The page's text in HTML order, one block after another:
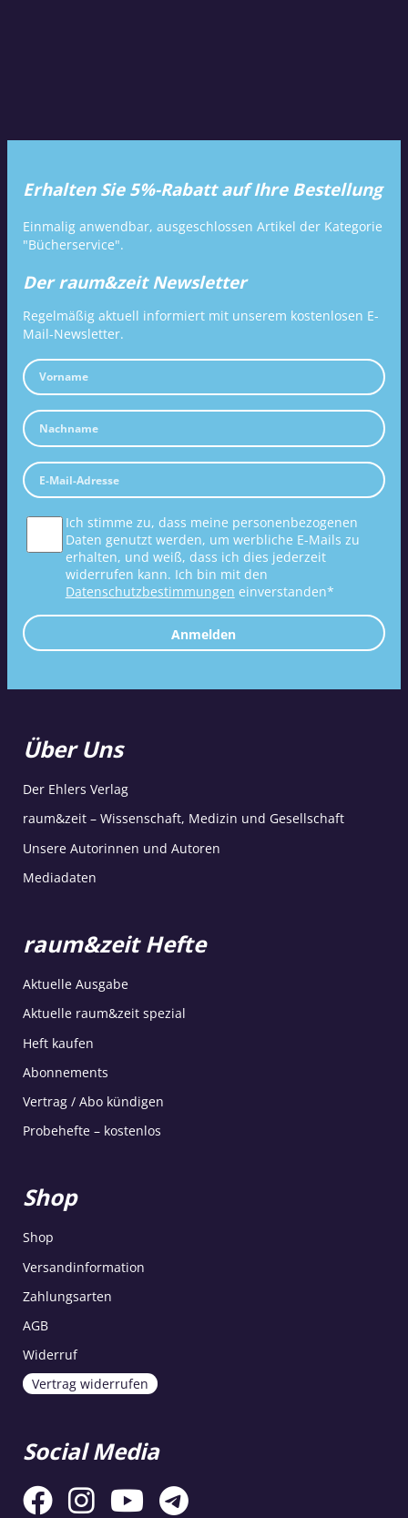
Erhalten Sie 5%-Rabatt auf Ihre Bestellung
Einmalig anwendbar, ausgeschlossen Artikel der Kategorie
"Bücherservice".
Der raum&zeit Newsletter
Regelmäßig aktuell informiert mit unserem kostenlosen E-
Mail-Newsletter.
Ich stimme zu, dass meine personenbezogenen
Daten genutzt werden, um werbliche E-Mails zu
erhalten, und weiß, dass ich dies jederzeit
widerrufen kann. Ich bin mit den
Datenschutzbestimmungen einverstanden*
Anmelden
Über Uns
Der Ehlers Verlag
raum&zeit – Wissenschaft, Medizin und Gesellschaft
Unsere Autorinnen und Autoren
Mediadaten
raum&zeit Hefte
Aktuelle Ausgabe
Aktuelle raum&zeit spezial
Heft kaufen
Abonnements
Vertrag / Abo kündigen
Probehefte – kostenlos
Shop
Shop
Versandinformation
Zahlungsarten
AGB
Widerruf
Vertrag widerrufen
Social Media